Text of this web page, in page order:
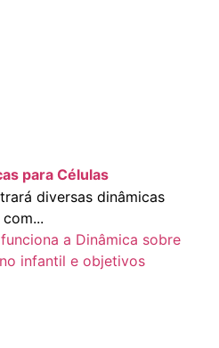
para Células
diversas dinâmicas